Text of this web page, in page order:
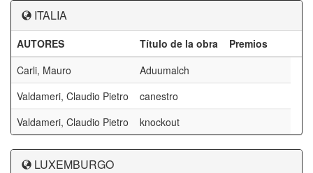
ITALIA
AUTORES Título de la obra
Premios
Carli, Mauro
Aduumalch
Valdameri, Claudio Pietro
canestro
Valdameri, Claudio Pietro
knockout
LUXEMBURGO